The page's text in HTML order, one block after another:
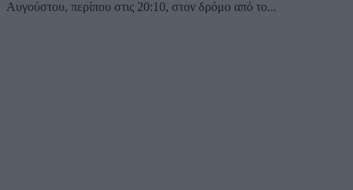
Αυγούστου, περίπου στις 20:10, στον δρόμο από το...